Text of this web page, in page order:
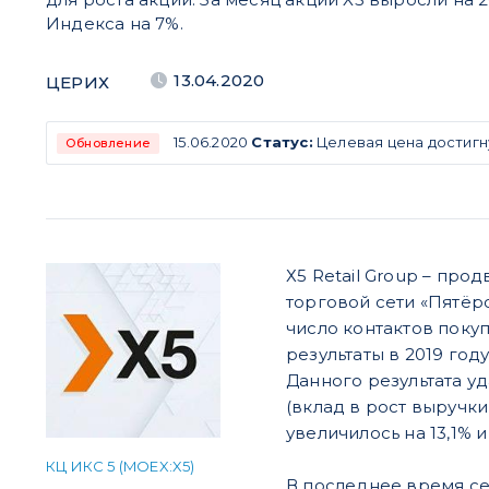
Индекса на 7%.
ЦЕРИХ 13.04.2020
Обновление 15.06.2020 Статус: Целевая цена
КЦ ИКС 5 (MOEX:X5)
Х5 Retail Group –
торговой сети
число контактов
результаты в 2019
Данного результата
(вклад в рост
увеличилось на 13,1%